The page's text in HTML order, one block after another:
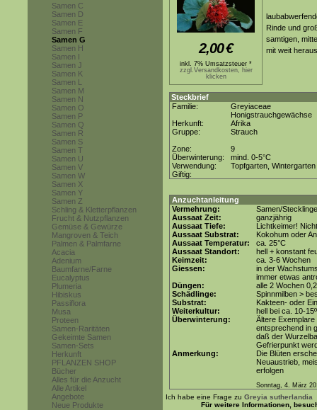
Samen C
Samen D
Samen E
Samen F
Samen G
Samen H
Samen I
Samen J
Samen K
Samen L
Samen M
Samen N
Samen O
Samen P
Samen Q
Samen R
Samen S
Samen T
Samen U
Samen V
Samen W
Samen X
Samen Y
Samen Z
Schling & Kletterpflanzen
Frucht & Nutzpflanzen
Gemüse & Gewürze
Mangroven & Teich
Palmen & Palmfarne
Acacia
Adenium
Baumfarne/Farne
Eucalyptus
Plumeria
Hibiskus
Passiflora
Musa
Proteen
Samen-Raritäten
Gekeimte Samen
Samen-Sets
Herkunft
PFLANZEN SHOP
Bücher
Alles für die Anzucht
Alle Artikel
Angebote
Neue Produkte
2,00€
inkl. 7% Umsatzsteuer *
zzgl.Versandkosten, hier
klicken
Rinde und
samtigen,
mit weit
Steckbrief
Familie:
Greyiaceae
Honigstrauchgewächse
Herkunft:
Afrika
Gruppe:
Strauch
Zone:
9
Überwinterung:
mind. 0-5°C
Verwendung:
Topfgarten, Wintergarten
Giftig:
Anzuchtanleitung
Vermehrung:
Samen/
Aussaat Zeit:
ganzjährig
Aussaat Tiefe:
Lichtkeimer!
Aussaat Substrat:
Kokohum oder
Aussaat Temperatur:
ca. 25°C
Aussaat Standort:
hell + konstant
Keimzeit:
ca. 3-6 Wochen
Giessen:
in der
immer etwas
Düngen:
alle 2 Wochen
Schädlinge:
Spinnmilben >
Substrat:
Kakteen- oder
Weiterkultur:
hell bei ca. 10-
Überwinterung:
Ältere
entsprechend in
daß der
Gefrierpunkt
Anmerkung:
Die Blüten
Neuaustrieb,
erfolgen
Sonntag, 4. März
Ich habe eine Frage zu Greyia sutherlandia
Für weitere Informationen,